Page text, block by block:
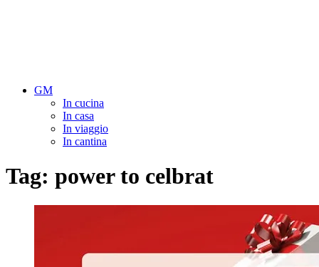
GM
In cucina
In casa
In viaggio
In cantina
Tag: power to celbrat